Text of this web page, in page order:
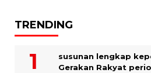
TRENDING
susunan lengkap
Gerakan Rakyat